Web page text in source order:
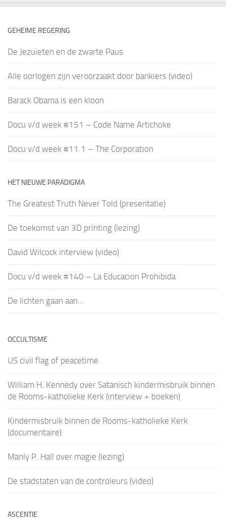
GEHEIME REGERING
De Jezuïeten en de zwarte Paus
Alle oorlogen zijn veroorzaakt door bankiers (video)
Barack Obama is een kloon
Docu v/d week #151 – Code Name Artichoke
Docu v/d week #11.1 – The Corporation
HET NIEUWE PARADIGMA
The Greatest Truth Never Told (presentatie)
De toekomst van 3D printing (lezing)
David Wilcock interview (video)
Docu v/d week #140 – La Educacion Prohibida
De lichten gaan aan…
OCCULTISME
US civil flag of peacetime
William H. Kennedy over Satanisch kindermisbruik binnen
de Rooms-katholieke Kerk (interview + boeken)
Kindermisbruik binnen de Rooms-katholieke Kerk
(documentaire)
Manly P. Hall over magie (lezing)
De stadstaten van de controleurs (video)
ASCENTIE